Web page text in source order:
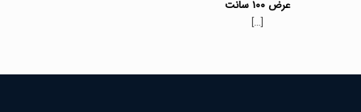
عرض ۱۰۰ سانت
[…]